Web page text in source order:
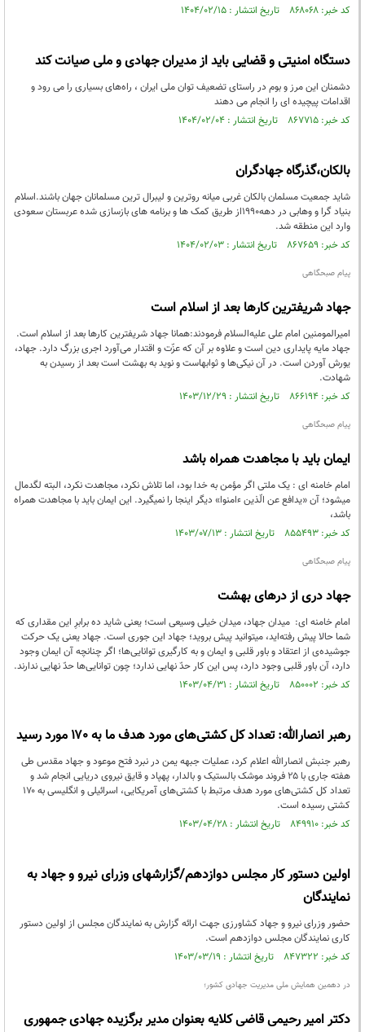
کد خبر: ۸۶۸۰۶۸ تاریخ انتشار : ۱۴۰۴/۰۲/۱۵
دستگاه امنیتی و قضایی باید از مدیران جهادی و ملی صیانت کند
دشمنان این مرز و بوم در راستای تضعیف توان ملی ایران ، راه‌های بسیاری را می رود و
اقدامات پیچیده ای را انجام می دهند
کد خبر: ۸۶۷۷۱۵ تاریخ انتشار : ۱۴۰۴/۰۲/۰۴
بالکان،گذرگاه جهادگران
شاید جمعیت مسلمان بالکان غربی میانه روترین و لیبرال ترین مسلمانان جهان باشند.اسلام
بنیاد گرا و وهابی در دهه1990از طریق کمک ها و برنامه های بازسازی شده عربستان سعودی
وارد این منطقه شد.
کد خبر: ۸۶۷۶۵۹ تاریخ انتشار : ۱۴۰۴/۰۲/۰۳
پیام صبحگاهی
جهاد شریفترین کارها بعد از اسلام است
امیرالمومنین امام علی علیه‌السلام فرمودند:همانا جهاد شریفترین کارها بعد از اسلام است.
جهاد مایه پایداری دین است و علاوه بر آن که عزّت و اقتدار می‏‌آورد اجری بزرگ دارد. جهاد،
یورش آوردن است. در آن نیکی‌ها و ثوابهاست و نوید به بهشت است بعد از رسیدن به
شهادت.
کد خبر: ۸۶۶۱۹۴ تاریخ انتشار : ۱۴۰۳/۱۲/۲۹
پیام صبحگاهی
ایمان باید با مجاهدت همراه باشد
امام خامنه ای : یک ملتی اگر مؤمن به خدا بود، اما تلاش نکرد، مجاهدت نکرد، البته لگدمال
میشود؛ آن «یدافع عن الّذین ءامنوا» دیگر اینجا را نمیگیرد. این ایمان باید با مجاهدت همراه
باشد،
کد خبر: ۸۵۵۴۹۳ تاریخ انتشار : ۱۴۰۳/۰۷/۱۳
پیام صبحگاهی
جهاد دری از درهای بهشت
امام خامنه ای: ‌میدان جهاد، میدان خیلی وسیعی است؛ یعنی شاید ده برابرِ این مقداری که
شما حالا پیش رفته‌اید، میتوانید پیش بروید؛ جهاد ‌این ‌جوری است.‌ جهاد یعنی یک حرکت
جوشیده‌ی از اعتقاد و باور قلبی و ایمان و به کارگیری توانایی‌ها؛ اگر چنانچه‌ آن ایمان وجود
‌دارد، آن باور قلبی وجود دارد، پس این کار حدّ نهایی ندارد؛ چون توانایی‌ها حدّ نهایی ندارند.‌
کد خبر: ۸۵۰۰۰۲ تاریخ انتشار : ۱۴۰۳/۰۴/۳۱
رهبر انصارالله: تعداد کل کشتی‌های مورد هدف ما به ۱۷۰ مورد رسید
رهبر جنبش انصارالله اعلام کرد، عملیات جبهه یمن در نبرد فتح موعود و جهاد مقدس طی
هفته جاری با ۲۵ فروند موشک بالستیک و بالدار، پهپاد و قایق نیروی دریایی انجام شد و
تعداد کل کشتی‌های مورد هدف مرتبط با کشتی‌های آمریکایی، اسرائیلی و انگلیسی به ۱۷۰
کشتی رسیده است.
کد خبر: ۸۴۹۹۱۰ تاریخ انتشار : ۱۴۰۳/۰۴/۲۸
اولین دستور کار مجلس دوازدهم/گزارشهای وزرای نیرو و جهاد به
نمایندگان
حضور وزرای نیرو و جهاد کشاورزی جهت ارائه گزارش به نمایندگان مجلس از اولین دستور
کاری نمایندگان مجلس دوازدهم است.
کد خبر: ۸۴۷۳۲۲ تاریخ انتشار : ۱۴۰۳/۰۳/۱۹
در دهمین همایش ملی مدیریت جهادی کشور؛
دکتر امیر رحیمی قاضی کلایه بعنوان مدیر برگزیده جهادی جمهوری